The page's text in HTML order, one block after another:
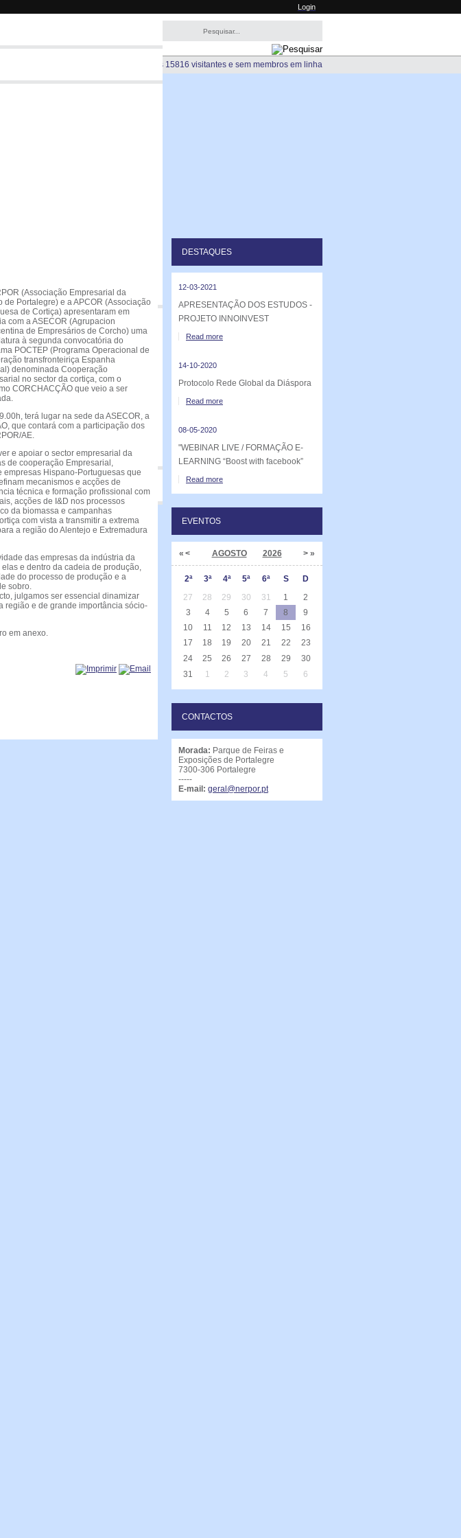
Login
Temos 15816 visitantes e sem membros em linha
(Associação Empresarial da
de Portalegre) e a APCOR (Associação
de Cortiça) apresentaram em
com a ASECOR (Agrupacion
de Empresários de Corcho) uma
à segunda convocatória do
POCTEP (Programa Operacional de
transfronteiriça Espanha
denominada Cooperação
no sector da cortiça, com o
CORCHACÇÃO que veio a ser
terá lugar na sede da ASECOR, a
que contará com a participação dos
AE.
e apoiar o sector empresarial da
de cooperação Empresarial,
Hispano-Portuguesas que
mecanismos e acções de
técnica e formação profissional com
acções de I&D nos processos
da biomassa e campanhas
com vista a transmitir a extrema
a região do Alentejo e Extremadura
das empresas da indústria da
e dentro da cadeia de produção,
do processo de produção e a
sobro.
julgamos ser essencial dinamizar
região e de grande importância sócio-
em anexo.
DESTAQUES
12-03-2021
APRESENTAÇÃO DOS ESTUDOS -
PROJETO INNOINVEST
Read more
14-10-2020
Protocolo Rede Global da Diáspora
Read more
08-05-2020
"WEBINAR LIVE / FORMAÇÃO E-
LEARNING “Boost with facebook”
Read more
EVENTOS
« < AGOSTO 2026 > »
2ª 3ª 4ª 5ª 6ª S
D
27
28 29 30 31 1
2
3
4 5 6 7 8
9
10
11 12 13 14 15
16
17
18 19 20 21 22
23
24
25 26 27 28 29
30
31
1 2 3 4 5 6
CONTACTOS
Morada: Parque de Feiras e
Exposições de Portalegre
7300-306 Portalegre
-----
E-mail: geral@nerpor.pt